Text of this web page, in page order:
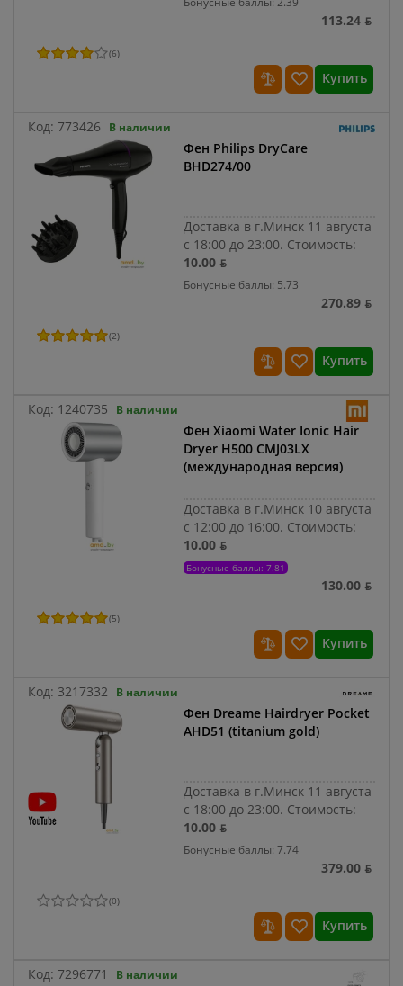
113.24 ƃ
(6)
Купить
Код: 773426 В наличии
Фен Philips DryCare
BHD274/00
Доставка в г.Минск 11 августа
с 18:00 до 23:00. Стоимость:
10.00 ƃ
Бонусные баллы: 5.73
270.89 ƃ
(2)
Купить
Код: 1240735 В наличии
Фен Xiaomi Water Ionic Hair
Dryer H500 CMJ03LX
(международная версия)
Доставка в г.Минск 10 августа
с 12:00 до 16:00. Стоимость:
10.00 ƃ
Бонусные баллы: 7.81
130.00 ƃ
(5)
Купить
Код: 3217332 В наличии
Фен Dreame Hairdryer Pocket
AHD51 (titanium gold)
Доставка в г.Минск 11 августа
с 18:00 до 23:00. Стоимость:
10.00 ƃ
Бонусные баллы: 7.74
379.00 ƃ
(0)
Купить
Код: 7296771 В наличии